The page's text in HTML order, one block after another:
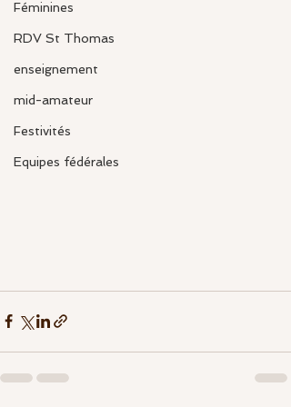
Féminines
RDV St Thomas
enseignement
mid-amateur
Festivités
Equipes fédérales